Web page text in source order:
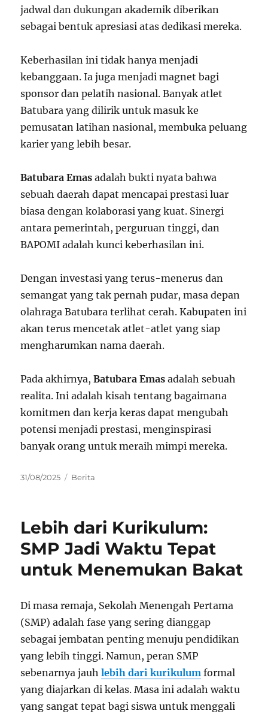
jadwal dan dukungan akademik diberikan
sebagai bentuk apresiasi atas dedikasi mereka.
Keberhasilan ini tidak hanya menjadi
kebanggaan. Ia juga menjadi magnet bagi
sponsor dan pelatih nasional. Banyak atlet
Batubara yang dilirik untuk masuk ke
pemusatan latihan nasional, membuka peluang
karier yang lebih besar.
Batubara Emas adalah bukti nyata bahwa
sebuah daerah dapat mencapai prestasi luar
biasa dengan kolaborasi yang kuat. Sinergi
antara pemerintah, perguruan tinggi, dan
BAPOMI adalah kunci keberhasilan ini.
Dengan investasi yang terus-menerus dan
semangat yang tak pernah pudar, masa depan
olahraga Batubara terlihat cerah. Kabupaten ini
akan terus mencetak atlet-atlet yang siap
mengharumkan nama daerah.
Pada akhirnya,Batubara Emas adalah sebuah
realita. Ini adalah kisah tentang bagaimana
komitmen dan kerja keras dapat mengubah
potensi menjadi prestasi, menginspirasi
banyak orang untuk meraih mimpi mereka.
Posted
31/08/2025 Categories
Berita
Lebih dari Kurikulum:
SMP Jadi Waktu Tepat
untuk Menemukan Bakat
Di masa remaja, Sekolah Menengah Pertama
(SMP) adalah fase yang sering dianggap
sebagai jembatan penting menuju pendidikan
yang lebih tinggi. Namun, peran SMP
sebenarnya jauhlebih dari kurikulum formal
yang diajarkan di kelas. Masa ini adalah waktu
yang sangat tepat bagi siswa untuk menggali